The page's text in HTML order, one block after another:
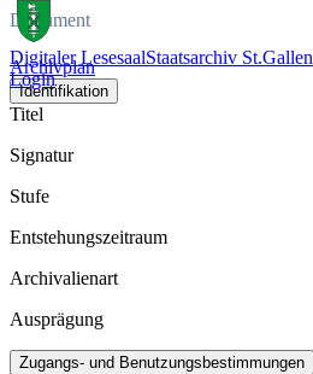
Digitaler LesesaalStaatsarchiv St.Gallen
Login
Dokument
Archivplan
Identifikation
Titel
Signatur
Stufe
Entstehungszeitraum
Archivalienart
Ausprägung
Zugangs- und Benutzungsbestimmungen